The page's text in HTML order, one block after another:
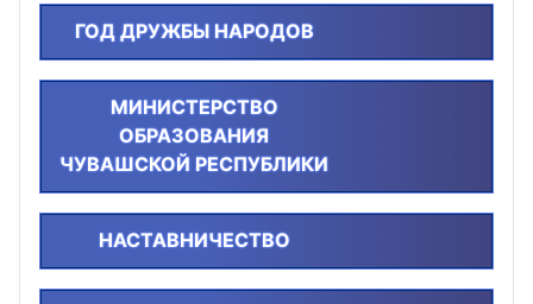
ГОД ДРУЖБЫ НАРОДОВ
МИНИСТЕРСТВО
ОБРАЗОВАНИЯ
ЧУВАШСКОЙ РЕСПУБЛИКИ
НАСТАВНИЧЕСТВО